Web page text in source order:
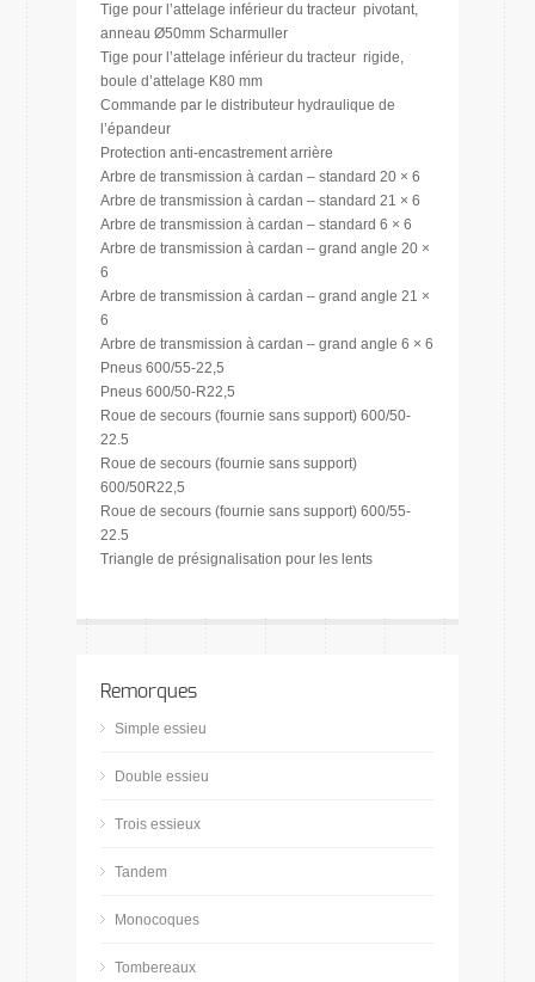
Tige pour l’attelage inférieur du tracteur pivotant,
anneau Ø50mm Scharmuller
Tige pour l’attelage inférieur du tracteur rigide,
boule d’attelage K80 mm
Commande par le distributeur hydraulique de
l’épandeur
Protection anti-encastrement arrière
Arbre de transmission à cardan – standard 20 × 6
Arbre de transmission à cardan – standard 21 × 6
Arbre de transmission à cardan – standard 6 × 6
Arbre de transmission à cardan – grand angle 20 ×
6
Arbre de transmission à cardan – grand angle 21 ×
6
Arbre de transmission à cardan – grand angle 6 × 6
Pneus 600/55-22,5
Pneus 600/50-R22,5
Roue de secours (fournie sans support) 600/50-
22.5
Roue de secours (fournie sans support)
600/50R22,5
Roue de secours (fournie sans support) 600/55-
22.5
Triangle de présignalisation pour les lents
Remorques
Simple essieu
Double essieu
Trois essieux
Tandem
Monocoques
Tombereaux